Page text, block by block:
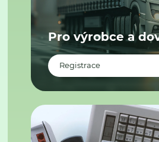
Pro výrobce a
Registrace